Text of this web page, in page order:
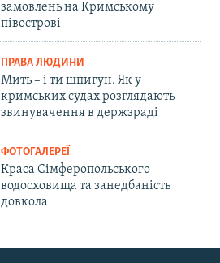
замовлень на Кримському
півострові
ПРАВА ЛЮДИНИ
Мить – і ти шпигун. Як у
кримських судах розглядають
звинувачення в держзраді
ФОТОГАЛЕРЕЇ
Краса Сімферопольського
водосховища та занедбаність
довкола